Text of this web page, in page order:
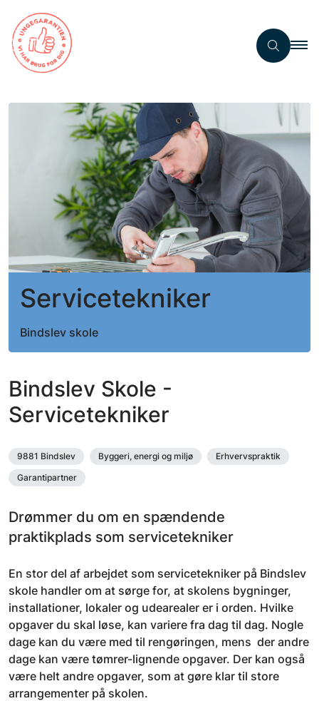
Servicetekniker
Bindslev skole
Bindslev Skole -
Servicetekniker
9881 Bindslev Byggeri, energi og miljø
Erhvervspraktik
Garantipartner
Drømmer du om en spændende
praktikplads som servicetekniker
En stor del af arbejdet som servicetekniker på Bindslev
skole handler om at sørge for, at skolens bygninger,
installationer, lokaler og udearealer er i orden. Hvilke
opgaver du skal løse, kan variere fra dag til dag. Nogle
dage kan du være med til rengøringen, mens der andre
dage kan være tømrer-lignende opgaver. Der kan også
være helt andre opgaver, som at gøre klar til store
arrangementer på skolen.